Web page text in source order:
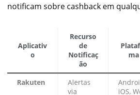
notificam sobre cashback em
Aplicativ
o
Recurso
de
Notificaç
ão
ma
Rakuten
Alertas
via
iOS,